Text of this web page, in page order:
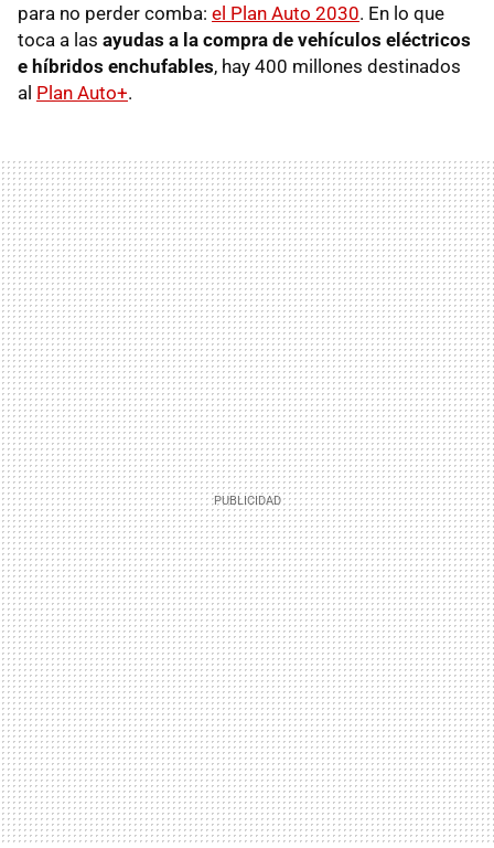
para no perder comba: el Plan Auto 2030. En lo que
toca a las ayudas a la compra de vehículos eléctricos
e híbridos enchufables, hay 400 millones destinados
al Plan Auto+.